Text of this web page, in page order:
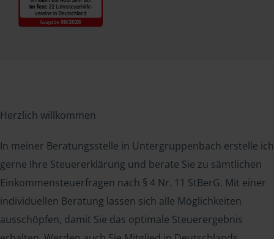
Herzlich willkommen
In meiner Beratungsstelle in Untergruppenbach erstelle ich
gerne Ihre Steuererklärung und berate Sie zu sämtlichen
Einkommensteuerfragen nach § 4 Nr. 11 StBerG. Mit einer
individuellen Beratung lassen sich alle Möglichkeiten
ausschöpfen, damit Sie das optimale Steuerergebnis